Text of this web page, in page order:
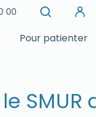
00
Pour patienter
SMUR